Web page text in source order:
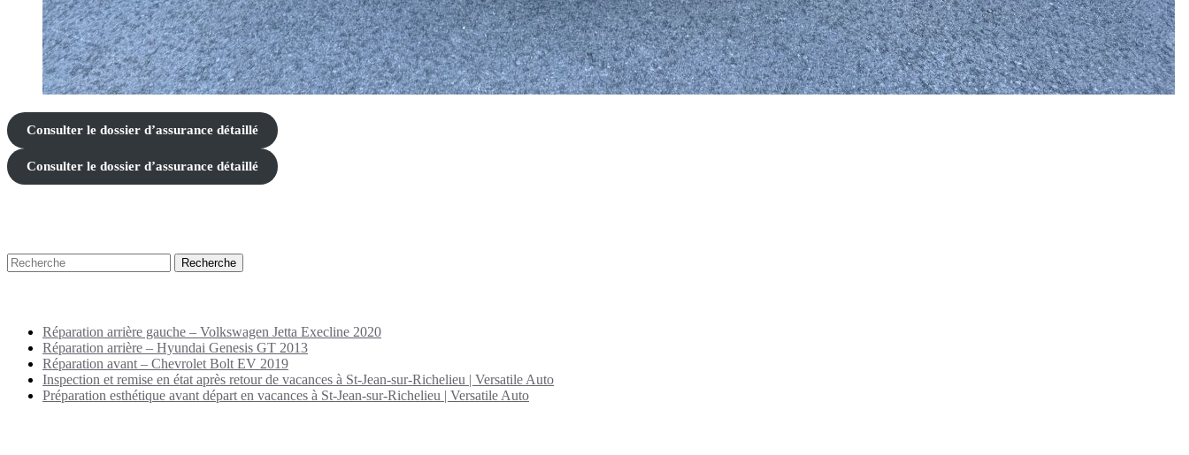
Consulter le dossier d’assurance détaillé
Consulter le dossier d’assurance détaillé
Réparation arrière gauche – Volkswagen Jetta Execline 2020
Réparation arrière – Hyundai Genesis GT 2013
Réparation avant – Chevrolet Bolt EV 2019
Inspection et remise en état après retour de vacances à St-Jean-sur-Richelieu | Versatile Auto
Préparation esthétique avant départ en vacances à St-Jean-sur-Richelieu | Versatile Auto